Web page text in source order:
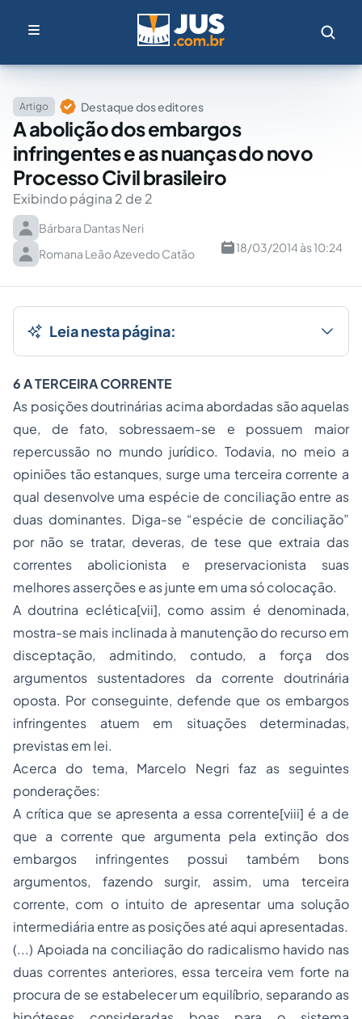
Artigo Destaque dos editores
A abolição dos embargos
infringentes e as nuanças do novo
Processo Civil brasileiro
Exibindo página 2 de 2
Bárbara Dantas Neri
Romana Leão Azevedo Catão
18/03/2014 às 10:24
Leia nesta página:
6 A TERCEIRA CORRENTE
As posições doutrinárias acima abordadas são aquelas
que, de fato, sobressaem-se e possuem maior
repercussão no mundo jurídico. Todavia, no meio a
opiniões tão estanques, surge uma terceira corrente a
qual desenvolve uma espécie de conciliaçãoentre as
duas dominantes. Diga-se “espécie de conciliação”
por não se tratar, deveras, de tese que extraia das
correntes abolicionista e preservacionista suas
melhores asserções e as junte em uma só colocação.
A doutrina eclética[vii], como assim é denominada,
mostra-se mais inclinada à manutenção do recurso em
disceptação, admitindo, contudo, a força dos
argumentos sustentadores da corrente doutrinária
oposta. Por conseguinte, defende que os embargos
infringentes atuem em situações determinadas,
previstas em lei.
Acerca do tema, Marcelo Negri faz as seguintes
ponderações:
A crítica que se apresenta a essa corrente[viii] é a de
que a corrente que argumenta pela extinção dos
embargos infringentes possui também bons
argumentos, fazendo surgir, assim, uma terceira
corrente, com o intuito de apresentar uma solução
intermediária entre as posições até aqui apresentadas.
(...) Apoiada na conciliação do radicalismo havido nas
duas correntes anteriores, essa terceira vem forte na
procura de se estabelecer um equilíbrio, separando as